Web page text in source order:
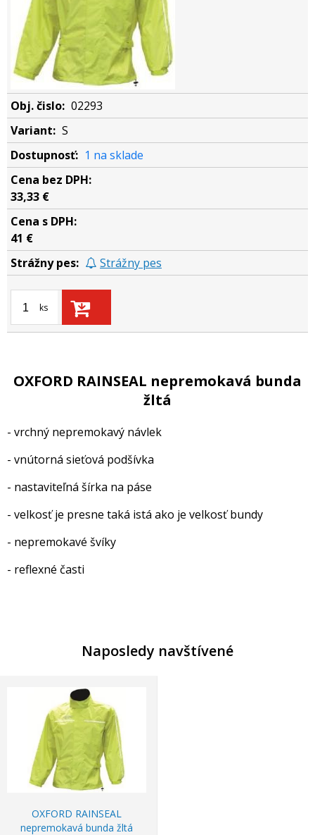
02293
S
1 na sklade
33,33 €
41 €
Strážny pes
ks
OXFORD RAINSEAL nepremokavá bunda
žltá
- vrchný nepremokavý návlek
- vnútorná sieťová podšívka
- nastaviteľná šírka na páse
- velkosť je presne taká istá ako je velkosť bundy
- nepremokavé švíky
- reflexné časti
Naposledy navštívené
OXFORD RAINSEAL
nepremokavá bunda žltá